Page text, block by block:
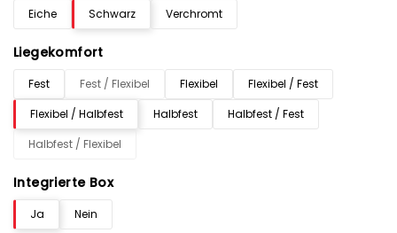
Eiche Schwarz Verchromt
Liegekomfort
Fest Fest / Flexibel Flexibel
Flexibel / Fest
Flexibel / Halbfest
Halbfest
Halbfest / Fest
Halbfest / Flexibel
Integrierte Box
Ja Nein